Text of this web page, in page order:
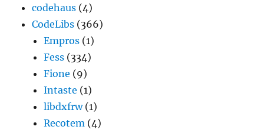
codehaus (4)
CodeLibs (366)
Empros (1)
Fess (334)
Fione (9)
Intaste (1)
libdxfrw(1)
Recotem (4)